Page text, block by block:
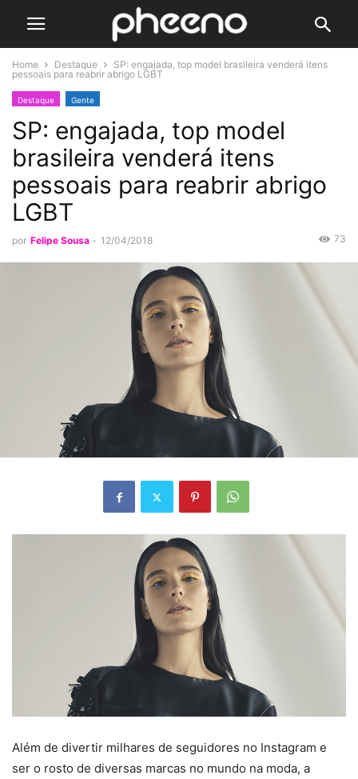
Home Destaque
SP: engajada, top model brasileira venderá itens
pessoais para reabrir abrigo LGBT
Destaque Gente
SP: engajada, top model
brasileira venderá itens
pessoais para reabrir abrigo
LGBT
por Felipe Sousa - 12/04/2018 73
Além de divertir milhares de seguidores no Instagram e
ser o rosto de diversas marcas no mundo na moda, a